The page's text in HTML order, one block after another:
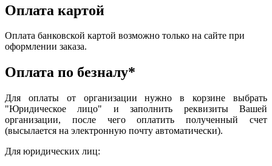
Оплата картой
Оплата банковской картой возможно только на сайте при
оформлении заказа.
Оплата по безналу*
Для оплаты от организации нужно в корзине выбрать
"Юридическое лицо" и заполнить реквизиты Вашей
организации, после чего оплатить полученный счет
(высылается на электронную почту автоматически).
Для юридических лиц: